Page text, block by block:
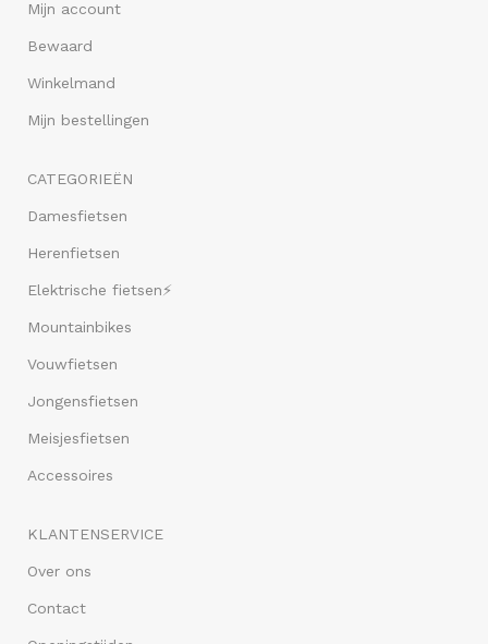
Mijn account
Bewaard
Winkelmand
Mijn bestellingen
CATEGORIEËN
Damesfietsen
Herenfietsen
Elektrische fietsen⚡
Mountainbikes
Vouwfietsen
Jongensfietsen
Meisjesfietsen
Accessoires
KLANTENSERVICE
Over ons
Contact